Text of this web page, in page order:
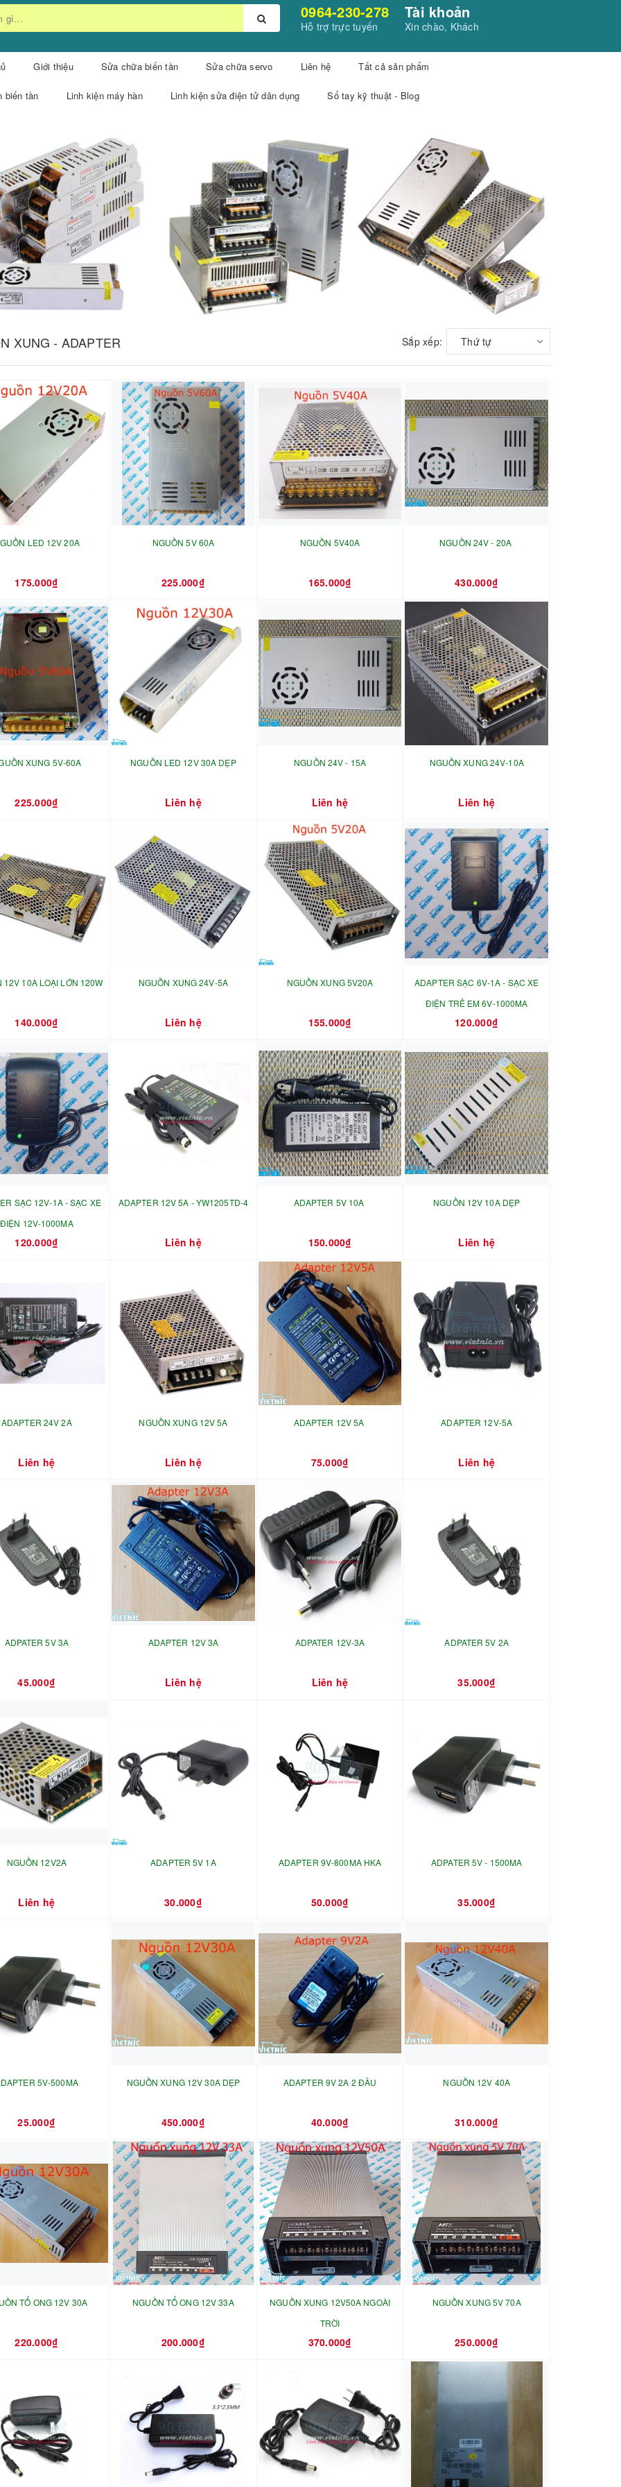
0964-230-278
Hỗ trợ trực tuyến
Tài khoản
Xin chào, Khách
Giới thiệu Sửa chữa biến tần Sửa chữa servo Liên hệ Tất cả sản phẩm
biến tần Linh kiện máy hàn Linh kiện sửa điện tử dân dụng Sổ tay kỹ thuật - Blog
XUNG - ADAPTER Sắp xếp: Thứ tự
LED 12V 20A
175.000₫
NGUỒN 5V 60A
225.000₫
NGUỒN 5V40A
165.000₫
NGUỒN 24V - 20A
430.000₫
XUNG 5V-60A
225.000₫
NGUỒN LED 12V 30A DẸP
Liên hệ
NGUỒN 24V - 15A
Liên hệ
NGUỒN XUNG 24V-10A
Liên hệ
12V 10A LOẠI LỚN 120W
140.000₫
NGUỒN XUNG 24V-5A
Liên hệ
NGUỒN XUNG 5V20A
155.000₫
ADAPTER SẠC 6V-1A - SẠC XE
ĐIỆN TRẺ EM 6V-1000MA
120.000₫
SẠC 12V-1A - SẠC XE
ĐIỆN 12V-1000MA
120.000₫
ADAPTER 12V 5A - YW1205TD-4
Liên hệ
ADAPTER 5V 10A
150.000₫
NGUỒN 12V 10A DẸP
Liên hệ
ADAPTER 24V 2A
Liên hệ
NGUỒN XUNG 12V 5A
Liên hệ
ADAPTER 12V 5A
75.000₫
ADAPTER 12V-5A
Liên hệ
ADPATER 5V 3A
45.000₫
ADAPTER 12V 3A
Liên hệ
ADPATER 12V-3A
Liên hệ
ADPATER 5V 2A
35.000₫
NGUỒN 12V2A
Liên hệ
ADAPTER 5V 1A
30.000₫
ADAPTER 9V-800MA HKA
50.000₫
ADPATER 5V - 1500MA
35.000₫
5V-500MA
25.000₫
NGUỒN XUNG 12V 30A DẸP
450.000₫
ADAPTER 9V 2A 2 ĐẦU
40.000₫
NGUỒN 12V 40A
310.000₫
TỔ ONG 12V 30A
220.000₫
NGUỒN TỔ ONG 12V 33A
200.000₫
NGUỒN XUNG 12V50A NGOÀI
TRỜI
370.000₫
NGUỒN XUNG 5V 70A
250.000₫